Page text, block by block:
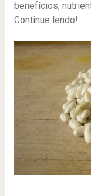
benefícios,
Continue lendo!